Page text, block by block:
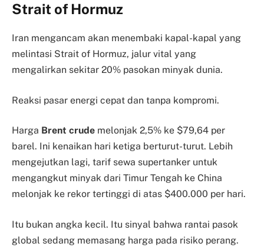
Strait of Hormuz
Iran mengancam akan menembaki kapal-kapal yang
melintasi Strait of Hormuz, jalur vital yang
mengalirkan sekitar 20% pasokan minyak dunia.
Reaksi pasar energi cepat dan tanpa kompromi.
Harga Brent crude melonjak 2,5% ke $79,64 per
barel. Ini kenaikan hari ketiga berturut-turut. Lebih
mengejutkan lagi, tarif sewa supertanker untuk
mengangkut minyak dari Timur Tengah ke China
melonjak ke rekor tertinggi di atas $400.000 per hari.
Itu bukan angka kecil. Itu sinyal bahwa rantai pasok
global sedang memasang harga pada risiko perang.